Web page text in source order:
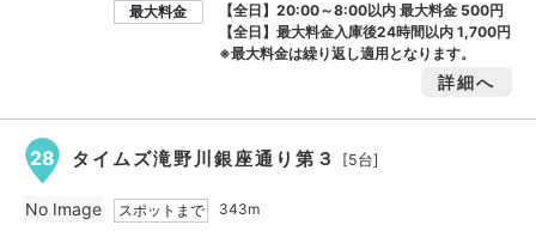
最大料金
【全日】20:00～8:00以内 最大料金 500円
【全日】最大料金入庫後24時間以内1,700円
※最大料金は繰り返し適用となります。
詳細へ
28 タイムズ滝野川銀座通り第３ [5台]
スポットまで
343m
No Image